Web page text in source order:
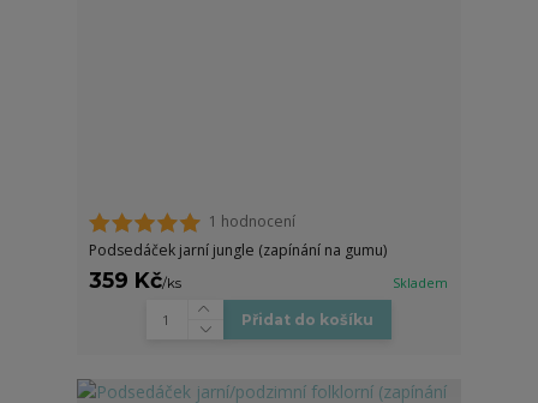
1 hodnocení
Podsedáček jarní jungle (zapínání na gumu)
359 Kč/ks Skladem
Přidat do košíku